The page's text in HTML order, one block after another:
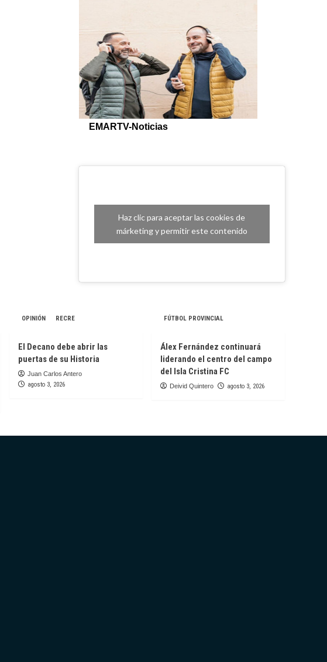
Haz clic para aceptar las cookies de
márketing y permitir este contenido
OPINIÓN RECRE
El Decano debe abrir las
puertas de su Historia
Juan Carlos Antero
agosto 3, 2026
FÚTBOL PROVINCIAL
Álex Fernández continuará
liderando el centro del campo
del Isla Cristina FC
Deivid Quintero agosto 3, 2026